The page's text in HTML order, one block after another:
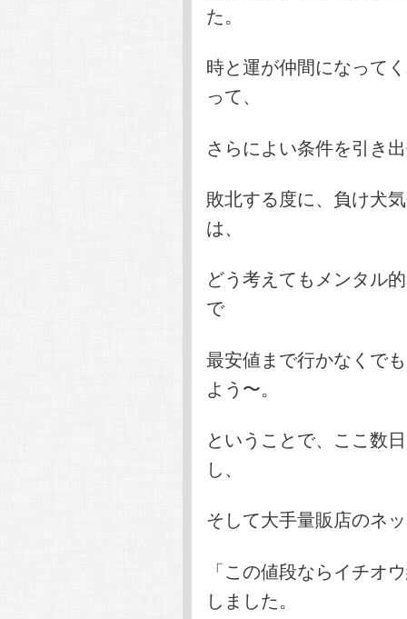
た。
時と運が仲間になって
って、
さらによい条件を引き
敗北する度に、負け犬
は、
どう考えてもメンタル
で
最安値まで行かなくで
よう〜。
ということで、ここ数
し、
そして大手量販店のネ
「この値段ならイチオ
しました。